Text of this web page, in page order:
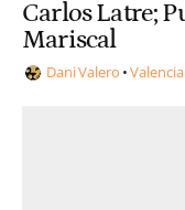
Carlos Latre;
Mariscal
Dani Valero Valencia